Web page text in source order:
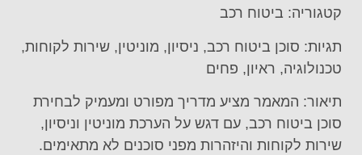
קטגוריה: ביטוח רכב
תגיות: סוכן ביטוח רכב, ניסיון, מוניטין, שירות לקוחות,
טכנולוגיה, ראיון, פחים
תיאור: המאמר מציע מדריך מפורט ומעמיק לבחירת
סוכן ביטוח רכב, עם דגש על הערכת מוניטין וניסיון,
שירות לקוחות והיזהרות מפני סוכנים לא מתאימים.